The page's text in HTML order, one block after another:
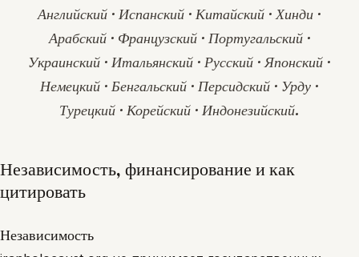
Английский · Испанский · Китайский · Хинди ·
Арабский · Французский · Португальский ·
Украинский · Итальянский · Русский · Японский ·
Немецкий · Бенгальский · Персидский · Урду ·
Турецкий · Корейский · Индонезийский.
Независимость, финансирование и как
цитировать
Независимость